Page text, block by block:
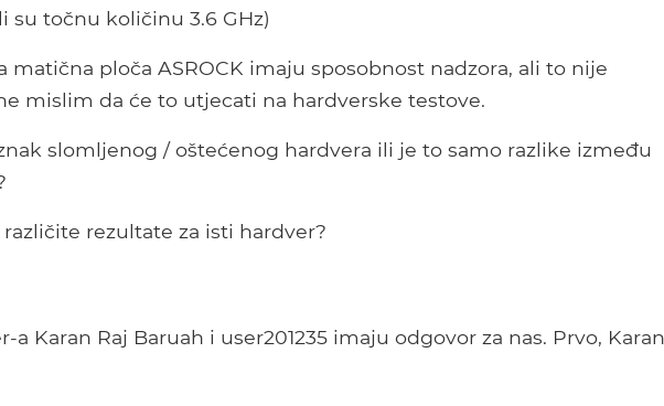
su točnu količinu 3.6 GHz)
matična ploča ASROCK imaju sposobnost nadzora, ali to nije
mislim da će to utjecati na hardverske testove.
slomljenog / oštećenog hardvera ili je to samo razlike između
rezultate za isti hardver?
a Karan Raj Baruah i user201235 imaju odgovor za nas. Prvo,